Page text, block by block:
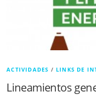
ACTIVIDADES / LINKS DE
Lineamientos